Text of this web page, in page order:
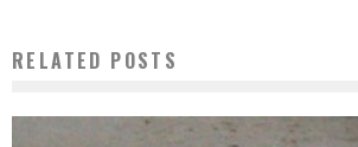
RELATED POSTS